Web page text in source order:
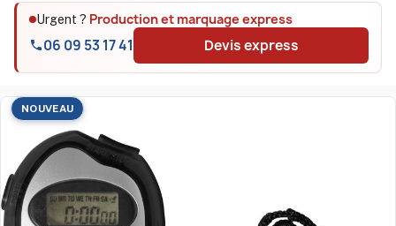
Urgent ? Production et marquage express
06 09 53 17 41 Devis express
NOUVEAU